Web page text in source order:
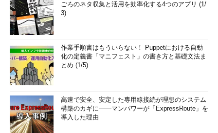
ごろのネタ収集と活用を効率化する4つのアプリ (1/
3)
作業手順書はもういらない！ Puppetにおける自動
化の定義書「マニフェスト」の書き方と基礎文法ま
とめ (1/5)
高速で安全、安定した専用線接続が理想のシステム
構築のカギに――マンパワーが「ExpressRoute」を
導入した理由